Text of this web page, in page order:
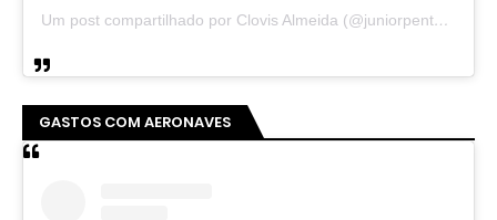
Um post compartilhado por Clovis Almeida (@juniorpentecoste01)
GASTOS COM AERONAVES